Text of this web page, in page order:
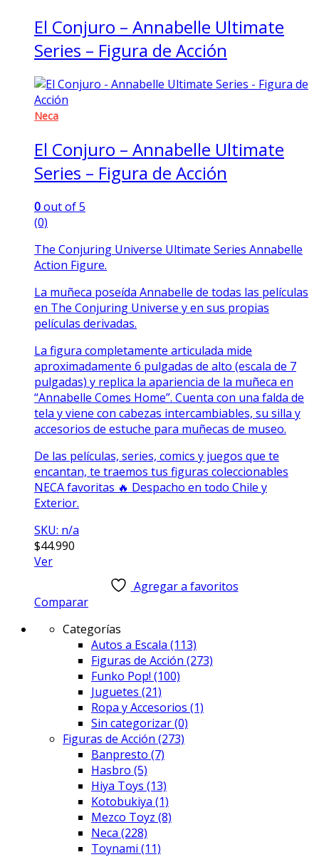
El Conjuro – Annabelle Ultimate
Series – Figura de Acción
Neca
El Conjuro – Annabelle Ultimate
Series – Figura de Acción
0out of 5
(0)
The Conjuring Universe Ultimate Series Annabelle
Action Figure.
La muñeca poseída Annabelle de todas las películas
en The Conjuring Universe y en sus propias
películas derivadas.
La figura completamente articulada mide
aproximadamente 6 pulgadas de alto (escala de 7
pulgadas) y replica la apariencia de la muñeca en
“Annabelle Comes Home”. Cuenta con una falda de
tela y viene con cabezas intercambiables, su silla y
accesorios de estuche para muñecas de museo.
De las películas, series, comics y juegos que te
encantan, te traemos tus figuras coleccionables
NECA favoritas 🔥 Despacho en todo Chile y
Exterior.
SKU: n/a
$44.990
Ver
Agregar a favoritos
Comparar
Categorías
Autos a Escala (113)
Figuras de Acción (273)
Funko Pop! (100)
Juguetes (21)
Ropa y Accesorios (1)
Sin categorizar(0)
Figuras de Acción (273)
Banpresto (7)
Hasbro (5)
Hiya Toys (13)
Kotobukiya (1)
Mezco Toyz (8)
Neca (228)
Toynami (11)